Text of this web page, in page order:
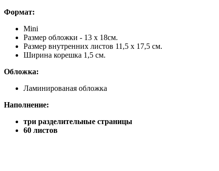
Формат:
Mini
Размер обложки - 13 х 18см.
Размер внутренних листов 11,5 х 17,5 см.
Ширина корешка 1,5 см.
Обложка:
Ламинированая обложка
Наполнение:
три разделительные страницы
60 листов